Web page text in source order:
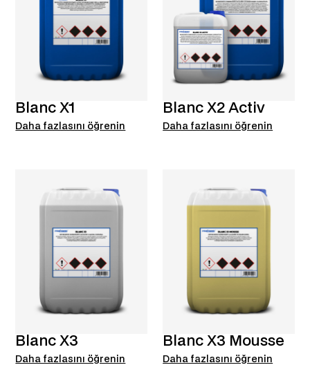
Blanc X1
Daha fazlasını öğrenin
Blanc X2 Activ
Daha fazlasını öğrenin
Blanc X3
Daha fazlasını öğrenin
Blanc X3 Mousse
Daha fazlasını öğrenin